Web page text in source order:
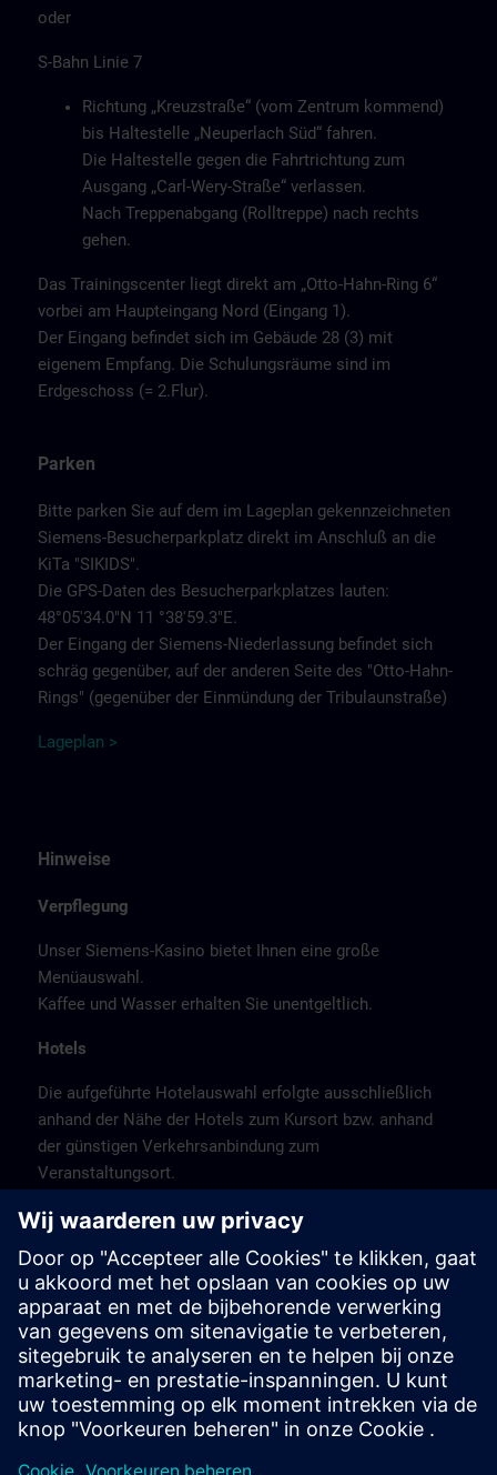
oder
S-Bahn Linie 7
Richtung „Kreuzstraße“ (vom Zentrum kommend)
bis Haltestelle „Neuperlach Süd“ fahren.
Die Haltestelle gegen die Fahrtrichtung zum
Ausgang „Carl-Wery-Straße“ verlassen.
Nach Treppenabgang (Rolltreppe) nach rechts
gehen.
Das Trainingscenter liegt direkt am „Otto-Hahn-Ring 6“
vorbei am Haupteingang Nord (Eingang 1).
Der Eingang befindet sich im Gebäude 28 (3) mit
eigenem Empfang. Die Schulungsräume sind im
Erdgeschoss (= 2.Flur).
Parken
Bitte parken Sie auf dem im Lageplan gekennzeichneten
Siemens-Besucherparkplatz direkt im Anschluß an die
KiTa "SIKIDS".
Die GPS-Daten des Besucherparkplatzes lauten:
48°05'34.0"N 11 °38'59.3"E.
Der Eingang der Siemens-Niederlassung befindet sich
schräg gegenüber, auf der anderen Seite des "Otto-Hahn-
Rings" (gegenüber der Einmündung der Tribulaunstraße)
Lageplan >
Hinweise
Verpflegung
Unser Siemens-Kasino bietet Ihnen eine große
Menüauswahl.
Kaffee und Wasser erhalten Sie unentgeltlich.
Hotels
Die aufgeführte Hotelauswahl erfolgte ausschließlich
anhand der Nähe der Hotels zum Kursort bzw. anhand
der günstigen Verkehrsanbindung zum
Veranstaltungsort.
Vertragshotels, daher können wir für die Qualität der
Hotels keine Gewähr übernehmen.
Bitte beachten Sie, dass München Messestadt ist.
Buchen Sie daher frühzeitig.
Stornierung
Bitte stornieren Sie schriftlich.